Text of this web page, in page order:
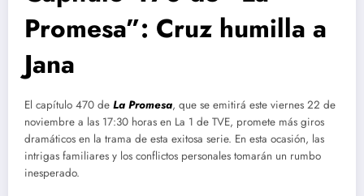
Promesa”: Cruz humilla a
Jana
El capítulo 470 de La Promesa, que se emitirá este viernes 22 de
noviembre a las 17:30 horas en La 1 de TVE, promete más giros
dramáticos en la trama de esta exitosa serie. En esta ocasión, las
intrigas familiares y los conflictos personales tomarán un rumbo
inesperado.